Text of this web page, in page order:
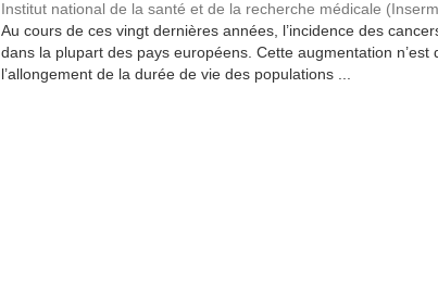
Institut national de la santé et de la recherche médicale
Au cours de ces vingt dernières années, l’incidence des
dans la plupart des pays européens. Cette augmentation n’est
l’allongement de la durée de vie des populations ...